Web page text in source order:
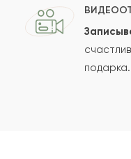
Проверяем на
подарка.